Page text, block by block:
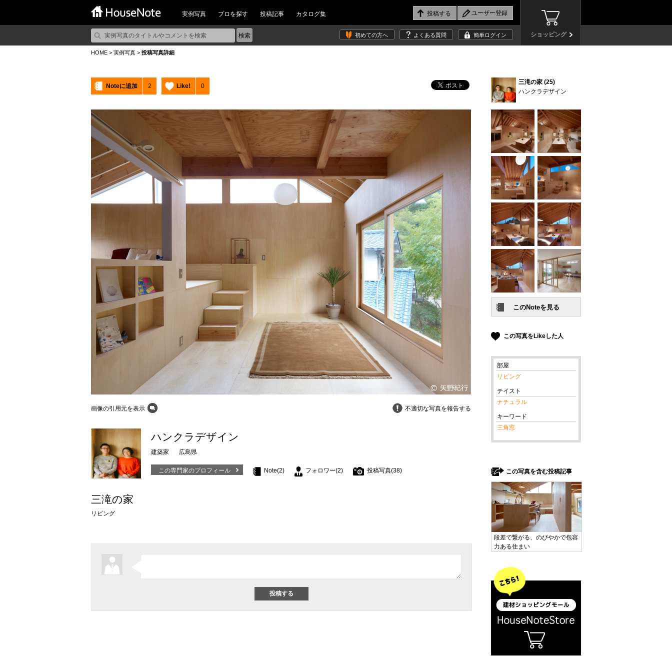
実例写真 プロを探す 投稿記事 カタログ集
ショッピング
初めての方へ よくある質問 簡単ログイン
HOME > 実例写真 > 投稿写真詳細
Noteに追加 2 Like! 0
画像の引用元を表示 不適切な写真を報告する
ハンクラデザイン
建築家 広島県
この専門家のプロフィール Note(2) フォロワー(2) 投稿写真(38)
三滝の家
リビング
三滝の家 (25)
ハンクラデザイン
この写真をLikeした人
部屋
リビング
テイスト
ナチュラル
キーワード
三角窓
この写真を含む投稿記事
段差で繋がる、のびやかで包容
力ある住まい